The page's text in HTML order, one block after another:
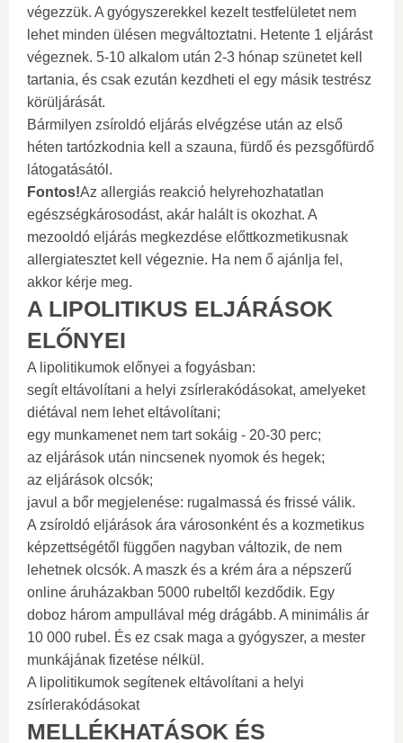
végezzük. A gyógyszerekkel kezelt testfelületet nem
lehet minden ülésen megváltoztatni. Hetente 1 eljárást
végeznek. 5-10 alkalom után 2-3 hónap szünetet kell
tartania, és csak ezután kezdheti el egy másik testrész
körüljárását.
Bármilyen zsíroldó eljárás elvégzése után az első
héten tartózkodnia kell a szauna, fürdő és pezsgőfürdő
látogatásától.
Fontos!Az allergiás reakció helyrehozhatatlan
egészségkárosodást, akár halált is okozhat. A
mezooldó eljárás megkezdése előttkozmetikusnak
allergiatesztet kell végeznie. Ha nem ő ajánlja fel,
akkor kérje meg.
A LIPOLITIKUS ELJÁRÁSOK
ELŐNYEI
A lipolitikumok előnyei a fogyásban:
segít eltávolítani a helyi zsírlerakódásokat, amelyeket
diétával nem lehet eltávolítani;
egy munkamenet nem tart sokáig - 20-30 perc;
az eljárások után nincsenek nyomok és hegek;
az eljárások olcsók;
javul a bőr megjelenése: rugalmassá és frissé válik.
A zsíroldó eljárások ára városonként és a kozmetikus
képzettségétől függően nagyban változik, de nem
lehetnek olcsók. A maszk és a krém ára a népszerű
online áruházakban 5000 rubeltől kezdődik. Egy
doboz három ampullával még drágább. A minimális ár
10 000 rubel. És ez csak maga a gyógyszer, a mester
munkájának fizetése nélkül.
A lipolitikumok segítenek eltávolítani a helyi
zsírlerakódásokat
MELLÉKHATÁSOK ÉS